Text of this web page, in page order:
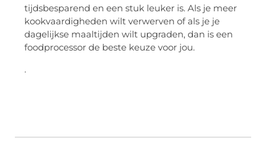
tijdsbesparend en een stuk leuker is. Als je meer
kookvaardigheden wilt verwerven of als je je
dagelijkse maaltijden wilt upgraden, dan is een
foodprocessor de beste keuze voor jou.
.